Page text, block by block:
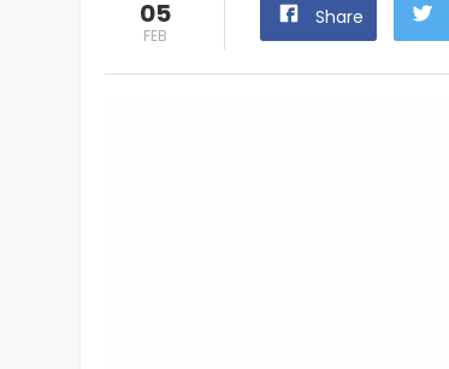
05
FEB
Share